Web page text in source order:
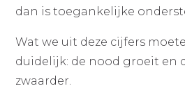
dan is toegankelijke
Wat we uit deze cijfers
duidelijk: de nood groeit en
zwaarder.